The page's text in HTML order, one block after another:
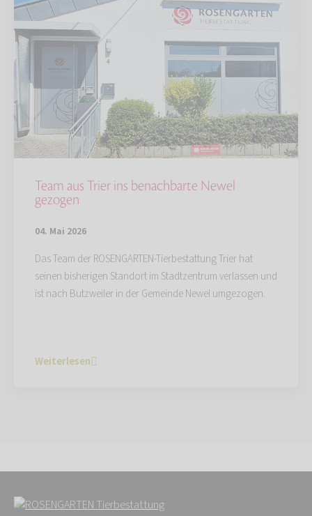
Team aus Trier ins benachbarte Newel
gezogen
04. Mai 2026
Das Team der ROSENGARTEN-Tierbestattung Trier hat
seinen bisherigen Standort im Stadtzentrum verlassen und
ist nach Butzweiler in der Gemeinde Newel umgezogen.
Weiterlesen